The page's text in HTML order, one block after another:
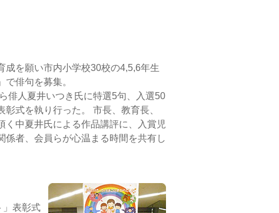
成を願い市内小学校30校の4,5,6年生
で俳句を募集。
俳人夏井いつき氏に特選5句、入選50
彰式を執り行った。 市長、教育長、
く中夏井氏による作品講評に、入賞児
係者、会員らが心温まる時間を共有し
表彰式